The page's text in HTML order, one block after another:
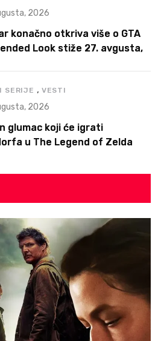
2026
konačno otkriva više o GTA
Look stiže 27. avgusta,
SERIJE , VESTI
2026
glumac koji će igrati
u The Legend of Zelda